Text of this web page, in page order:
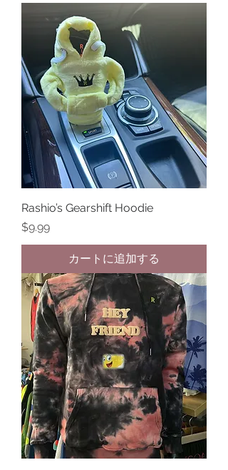
Rashio’s Gearshift Hoodie
価格
$9.99
カートに追加する